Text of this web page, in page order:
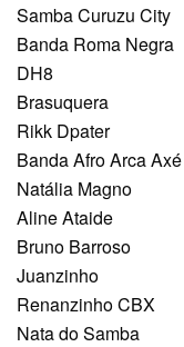
Samba Curuzu City
Banda Roma Negra
DH8
Brasuquera
Rikk Dpater
Banda Afro Arca Axé
Natália Magno
Aline Ataide
Bruno Barroso
Juanzinho
Renanzinho CBX
Nata do Samba